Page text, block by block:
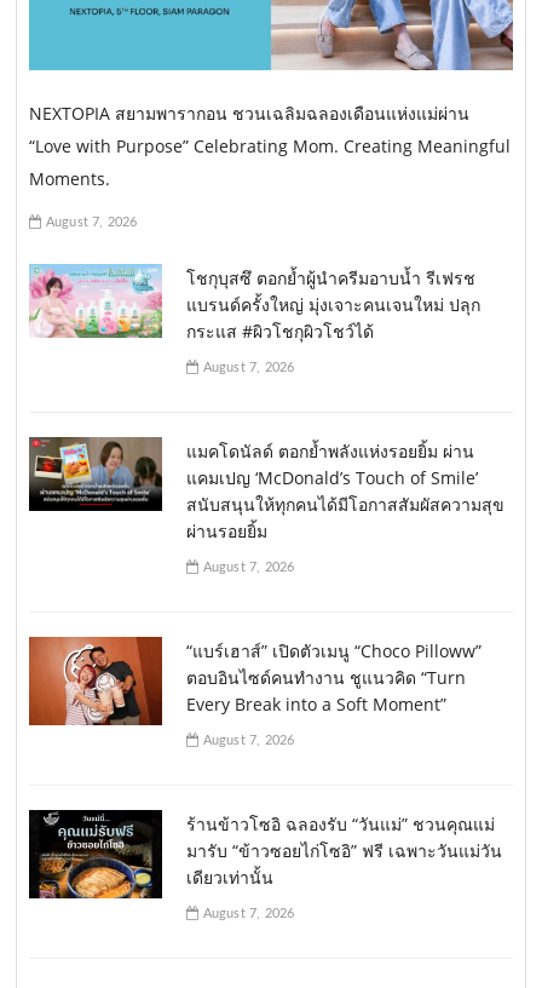
NEXTOPIA สยามพารากอน ชวนเฉลิมฉลองเดือนแห่งแม่ผ่าน
“Love with Purpose” Celebrating Mom. Creating Meaningful
Moments.
August 7, 2026
โชกุบุสซึ ตอกย้ำผู้นำครีมอาบน้ำ รีเฟรช
แบรนด์ครั้งใหญ่ มุ่งเจาะคนเจนใหม่ ปลุก
กระแส #ผิวโชกุผิวโชว์ได้
August 7, 2026
แมคโดนัลด์ ตอกย้ำพลังแห่งรอยยิ้ม ผ่าน
แคมเปญ ‘McDonald’s Touch of Smile’
สนับสนุนให้ทุกคนได้มีโอกาสสัมผัสความสุข
ผ่านรอยยิ้ม
August 7, 2026
“แบร์เฮาส์” เปิดตัวเมนู “Choco Pilloww”
ตอบอินไซด์คนทำงาน ชูแนวคิด “Turn
Every Break into a Soft Moment”
August 7, 2026
ร้านข้าวโซอิ ฉลองรับ “วันแม่” ชวนคุณแม่
มารับ “ข้าวซอยไก่โซอิ” ฟรี เฉพาะวันแม่วัน
เดียวเท่านั้น
August 7, 2026